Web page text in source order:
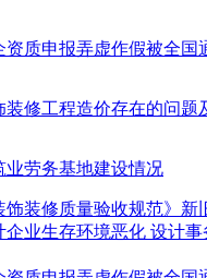
资质申报弄虚作假被全国
装修工程造价存在的问题
业劳务基地建设情况
饰装修质量验收规范》新
企业生存环境恶化 设计